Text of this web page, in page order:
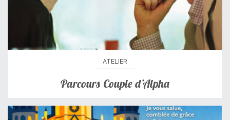
ATELIER
Parcours Couple d’Alpha